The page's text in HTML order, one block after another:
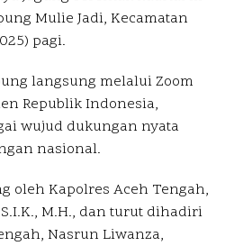
Mulie Jadi, Kecamatan
pagi.
langsung melalui Zoom
Republik Indonesia,
wujud dukungan nyata
nasional.
oleh Kapolres Aceh Tengah,
M.H., dan turut dihadiri
Nasrun Liwanza,